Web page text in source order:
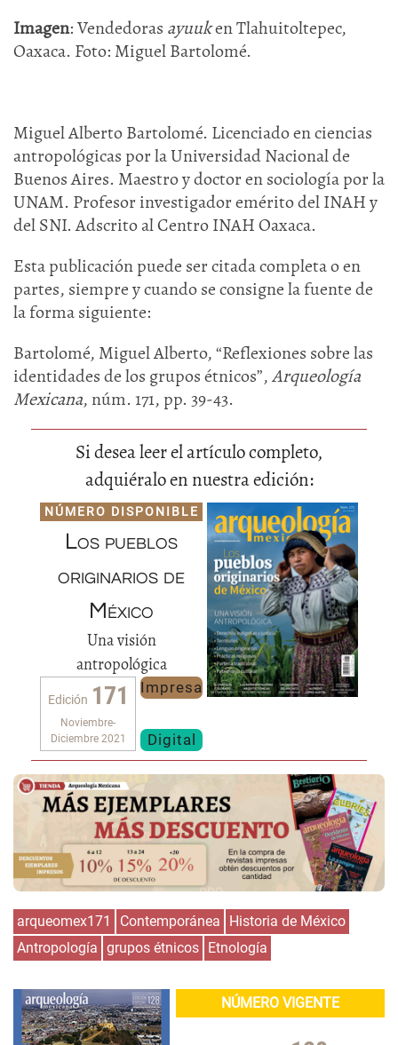
Imagen: Vendedoras ayuuken Tlahuitoltepec,
Oaxaca. Foto: Miguel Bartolomé.
Miguel Alberto Bartolomé. Licenciado en ciencias
antropológicas por la Universidad Nacional de
Buenos Aires. Maestro y doctor en sociología por la
UNAM. Profesor investigador emérito del INAH y
del SNI. Adscrito al Centro INAH Oaxaca.
Esta publicación puede ser citada completa o en
partes, siempre y cuando se consigne la fuente de
la forma siguiente:
Bartolomé, Miguel Alberto, “Reflexiones sobre las
identidades de los grupos étnicos”,Arqueología
Mexicana, núm. 171, pp. 39-43.
Si desea leer el artículo completo,
adquiéralo en nuestra edición:
NÚMERO DISPONIBLE
Los pueblos
originarios de
México
Una visión
antropológica
Edición 171
Noviembre-
Diciembre 2021
Impresa
Digital
arqueomex171 Contemporánea
Historia de México
Antropología grupos étnicos Etnología
NÚMERO VIGENTE